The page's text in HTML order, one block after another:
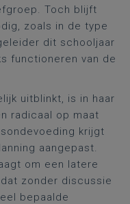
Toch blijft
zoals in de type
dit schooljaar
functioneren van de
uitblinkt, is in haar
radicaal op maat
krijgt
aangepast.
om een latere
zonder discussie
bepaalde